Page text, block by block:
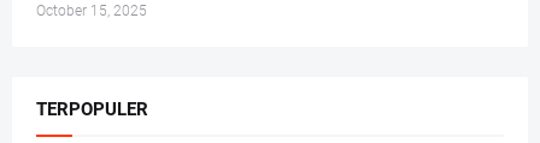
October 15, 2025
TERPOPULER